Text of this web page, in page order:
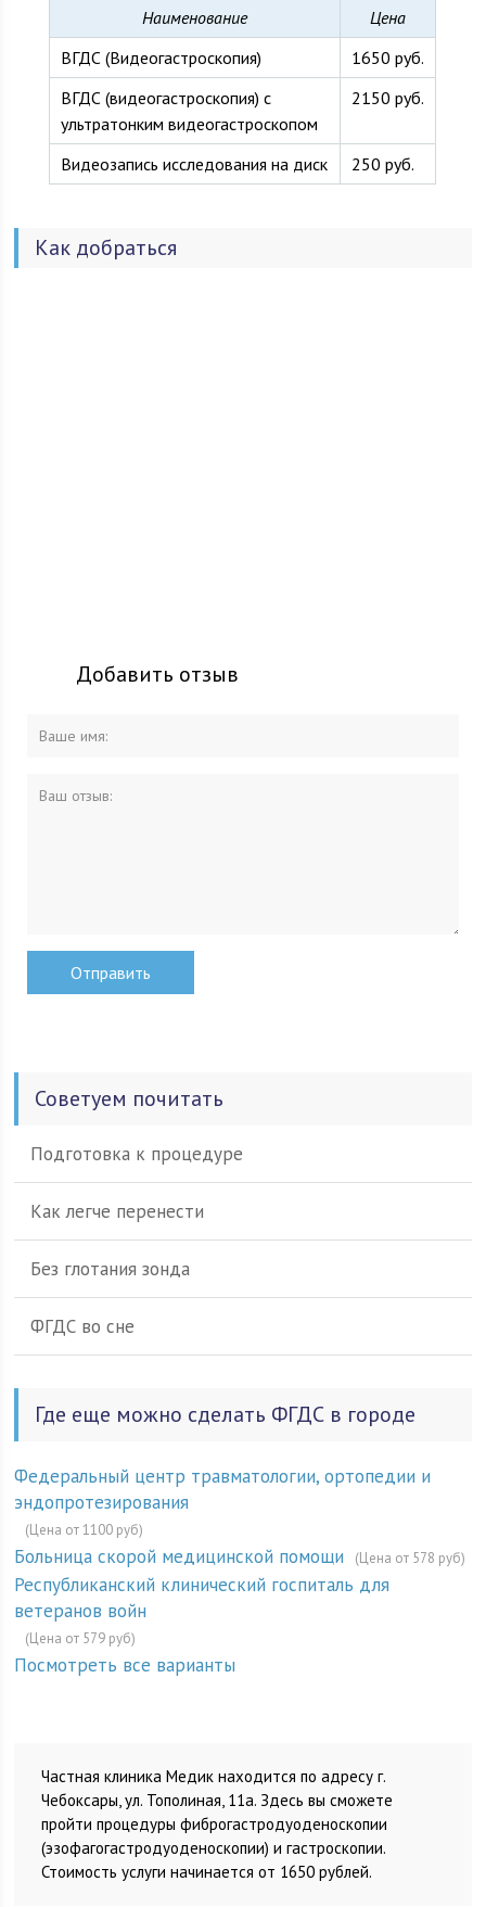
Наименование
Цена
ВГДС (Видеогастроскопия)
1650 руб.
ВГДС (видеогастроскопия) с
ультратонким видеогастроскопом
2150 руб.
Видеозапись исследования на диск 250 руб.
Как добраться
Добавить отзыв
Советуем почитать
Подготовка к процедуре
Как легче перенести
Без глотания зонда
ФГДС во сне
Где еще можно сделать ФГДС в городе
Федеральный центр травматологии, ортопедии и
эндопротезирования
(Цена от 1100 руб)
Больница скорой медицинской помощи (Цена от 578 руб)
Республиканский клинический госпиталь для
ветеранов войн
(Цена от 579 руб)
Посмотреть все варианты
Частная клиника Медик находится по адресу г.
Чебоксары, ул. Тополиная, 11а. Здесь вы сможете
пройти процедуры фиброгастродуоденоскопии
(эзофагогастродуоденоскопии) и гастроскопии.
Стоимость услуги начинается от 1650 рублей.